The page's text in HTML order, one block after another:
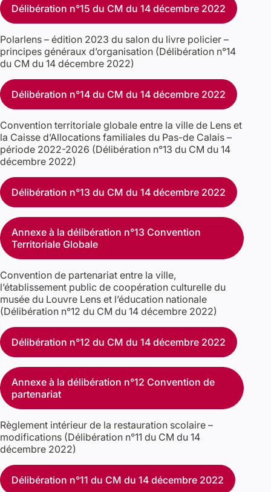
Délibération n°15 du CM du 14 décembre 2022
Polarlens – édition 2023 du salon du livre policier –
principes généraux d’organisation (Délibération n°14
du CM du 14 décembre 2022)
Délibération n°14 du CM du 14 décembre 2022
Convention territoriale globale entre la ville de Lens et
la Caisse d’Allocations familiales du Pas-de Calais –
période 2022-2026 (Délibération n°13 du CM du 14
décembre 2022)
Délibération n°13 du CM du 14 décembre 2022
Annexe à la délibération n°13 Convention
Territoriale Globale
Convention de partenariat entre la ville,
l’établissement public de coopération culturelle du
musée du Louvre Lens et l’éducation nationale
(Délibération n°12 du CM du 14 décembre 2022)
Délibération n°12 du CM du 14 décembre 2022
Annexe à la délibération n°12 Convention de
partenariat
Règlement intérieur de la restauration scolaire –
modifications (Délibération n°11 du CM du 14
décembre 2022)
Délibération n°11 du CM du 14 décembre 2022